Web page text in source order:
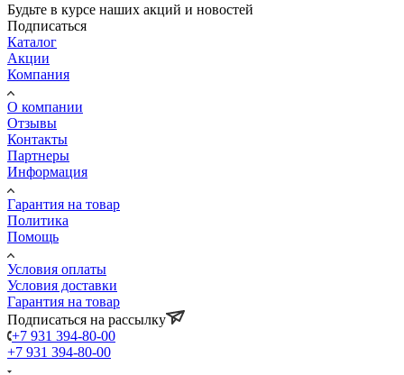
Будьте в курсе наших акций и новостей
Подписаться
Каталог
Акции
Компания
О компании
Отзывы
Контакты
Партнеры
Информация
Гарантия на товар
Политика
Помощь
Условия оплаты
Условия доставки
Гарантия на товар
Подписаться на рассылку
+7 931 394-80-00
+7 931 394-80-00